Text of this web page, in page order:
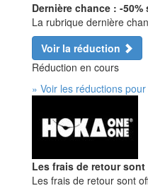
Dernière chance : -
La rubrique dernière
Voir la réduction
Réduction en cours
» Voir les réductions
Les frais de retour
Les frais de retour sont